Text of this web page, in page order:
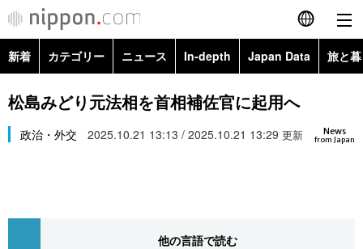
English
简体字
繁體字
新着 カテゴリー ニュース In-depth Japan Data 旅と
政治・外交
経済・ビジネス
社会
Images
松島みどり元法相を首相補佐官に起用へ
News
from Japan
政治・外交 2025.10.21 13:13 / 2025.10.21 13:29 更新
他の言語で読む